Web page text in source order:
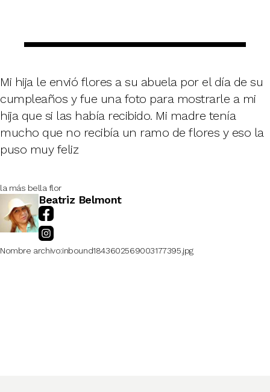
Mi hija le envió flores a su abuela por el día de su
cumpleaños y fue una foto para mostrarle a mi
hija que si las había recibido. Mi madre tenía
mucho que no recibía un ramo de flores y eso la
puso muy feliz
la más bella flor
Beatriz Belmont
Nombre archivo inbound1843602569003177395.jpg